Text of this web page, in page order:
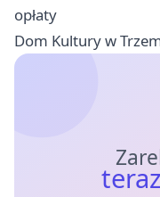
opłaty
Dom Kultury w